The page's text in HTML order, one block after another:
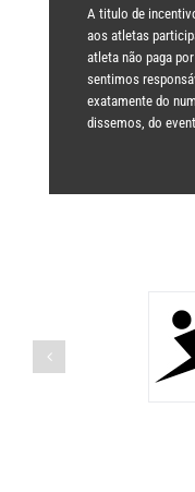
A titulo de
aos atletas
atleta não paga
sentimos
exatamente do
dissemos, do